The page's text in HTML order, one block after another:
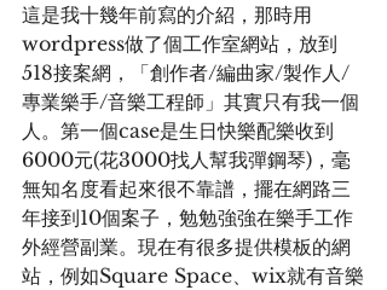
這是我十幾年前寫的介紹，那時用
wordpress做了個工作室網站，放到
518接案網，「創作者/編曲家/製作人/
專業樂手/音樂工程師」其實只有我一個
人。第一個case是生日快樂配樂收到
6000元(花3000找人幫我彈鋼琴)，毫
無知名度看起來很不靠譜，擺在網路三
年接到10個案子，勉勉強強在樂手工作
外經營副業。現在有很多提供模板的網
站，例如Square Space、wix就有音樂